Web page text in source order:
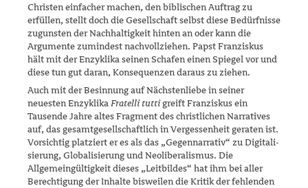
Christen einfacher machen, den biblischen Auftrag zu
erfüllen, stellt doch die Gesellschaft selbst diese Bedürfnisse
zugunsten der Nachhal­tig­keit hinten an oder kann die
Argumente zumindest nachvollziehen. Papst Franziskus
hält mit der Enzyklika seinen Schafen einen Spiegel vor und
diese tun gut daran, Konsequenzen daraus zu ziehen.
Auch mit der Besinnung auf Nächstenliebe in seiner
neuesten Enzyklika Fratelli tuttigreift Franziskus ein
Tausende Jahre altes Fragment des christlichen Narratives
auf, das gesamtgesellschaftlich in Vergessenheit geraten ist.
Vorsichtig platziert er es als das „Gegennarrativ“ zu Digitali­
sierung, Globalisierung und Neoliberalismus. Die
Allgemeingültigkeit dieses „Leitbildes“ hat ihm bei aller
Berechtigung der Inhalte bisweilen die Kritik der fehlenden